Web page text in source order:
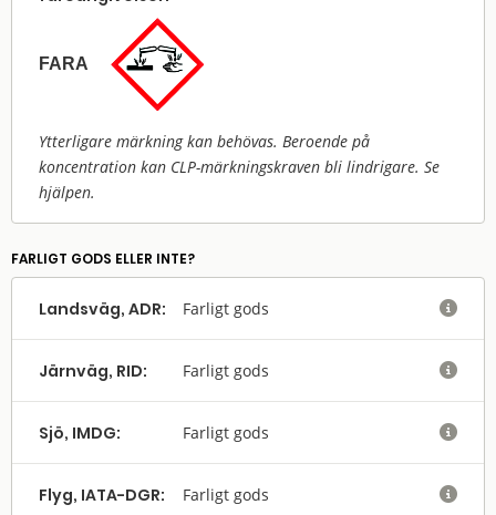
FARA
Ytterligare märkning kan behövas. Beroende på
koncentration kan CLP-märkningskraven bli lindrigare. Se
hjälpen.
FARLIGT GODS ELLER INTE?
Landsväg, ADR: Farligt gods 
Järnväg, RID: Farligt gods 
Sjö, IMDG: Farligt gods 
Flyg, IATA-DGR: Farligt gods 